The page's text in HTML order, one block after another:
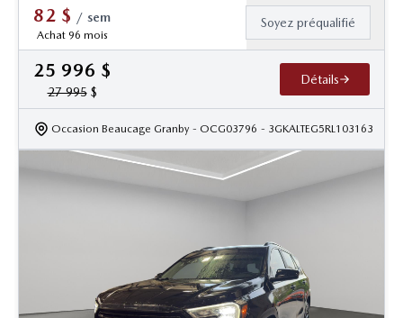
82 $ / sem
Achat 96 mois
Soyez préqualifié
25 996 $
27 995$
Détails
Occasion Beaucage Granby - OCG03796 - 3GKALTEG5RL103163